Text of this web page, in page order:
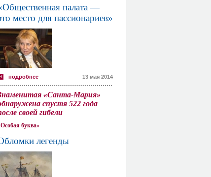
палата —
место для пассионариев»
подробнее 13 мая 2014
«Санта-Мария»
спустя 522 года
своей гибели
буква»
легенды